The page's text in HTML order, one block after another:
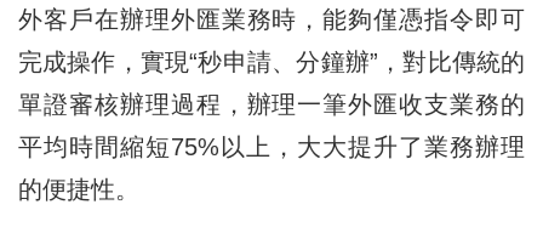
外客戶在辦理外匯業務時，能夠僅憑指令即可
完成操作，實現“秒申請、分鐘辦”，對比傳統的
單證審核辦理過程，辦理一筆外匯收支業務的
平均時間縮短75%以上，大大提升了業務辦理
的便捷性。